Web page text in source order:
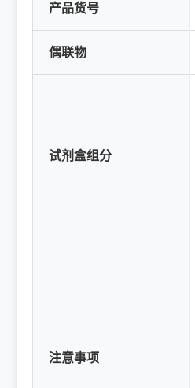
产品货号
偶联物
试剂盒组分
注意事项